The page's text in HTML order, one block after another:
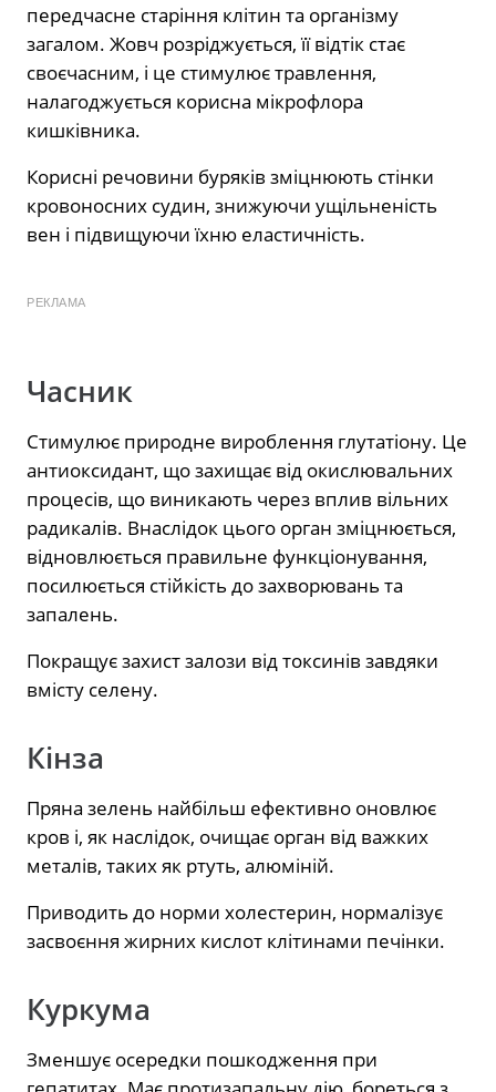
передчасне старіння клітин та організму
загалом. Жовч розріджується, її відтік стає
своєчасним, і це стимулює травлення,
налагоджується корисна мікрофлора
кишківника.
Корисні речовини буряків зміцнюють стінки
кровоносних судин, знижуючи ущільненість
вен і підвищуючи їхню еластичність.
РЕКЛАМА
Часник
Стимулює природне вироблення глутатіону. Це
антиоксидант, що захищає від окислювальних
процесів, що виникають через вплив вільних
радикалів. Внаслідок цього орган зміцнюється,
відновлюється правильне функціонування,
посилюється стійкість до захворювань та
запалень.
Покращує захист залози від токсинів завдяки
вмісту селену.
Кінза
Пряна зелень найбільш ефективно оновлює
кров і, як наслідок, очищає орган від важких
металів, таких як ртуть, алюміній.
Приводить до норми холестерин, нормалізує
засвоєння жирних кислот клітинами печінки.
Куркума
Зменшує осередки пошкодження при